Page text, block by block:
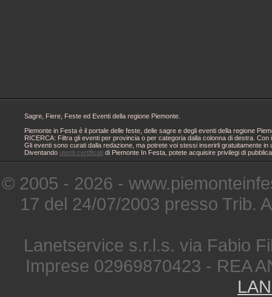
Sagre, Fiere, Feste ed Eventi della regione Piemonte.
Piemonte in Festa è il portale delle feste, delle sagre e degli eventi della regione
RICERCA: Filtra gli eventi per provincia o per categoria dalla colonna di destra.
Gli eventi sono curati dalla redazione, ma potrete voi stessi inserirli gratuitamente
Diventando utenti certificati di Piemonte In Festa, potete acquisire privilegi di
© 2005 - 2026 -
17 del 24/07/2003 presso Trib.
Lanetservice s.r.l.s. via Fabio
Imprese 02969870423 - REA